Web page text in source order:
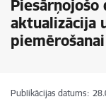
aktualizācija
piemērošanai
Publikācijas datums: